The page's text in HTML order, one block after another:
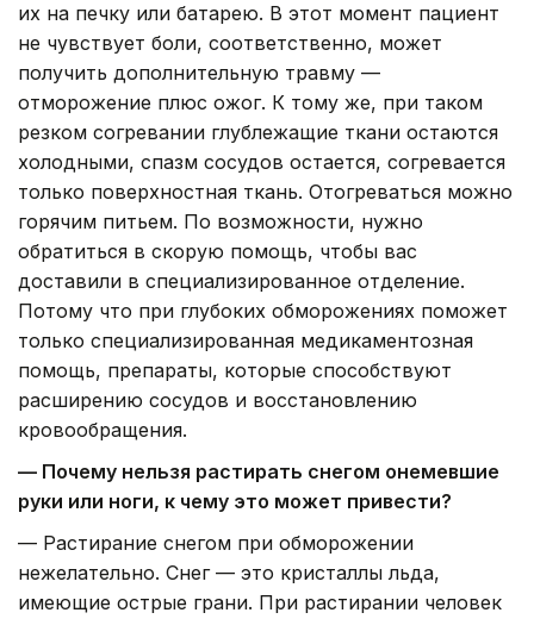
их на печку или батарею. В этот момент пациент
не чувствует боли, соответственно, может
получить дополнительную травму —
отморожение плюс ожог. К тому же, при таком
резком согревании глублежащие ткани остаются
холодными, спазм сосудов остается, согревается
только поверхностная ткань. Отогреваться можно
горячим питьем. По возможности, нужно
обратиться в скорую помощь, чтобы вас
доставили в специализированное отделение.
Потому что при глубоких обморожениях поможет
только специализированная медикаментозная
помощь, препараты, которые способствуют
расширению сосудов и восстановлению
кровообращения.
— Почему нельзя растирать снегом онемевшие
руки или ноги, к чему это может привести?
— Растирание снегом при обморожении
нежелательно. Снег — это кристаллы льда,
имеющие острые грани. При растирании человек